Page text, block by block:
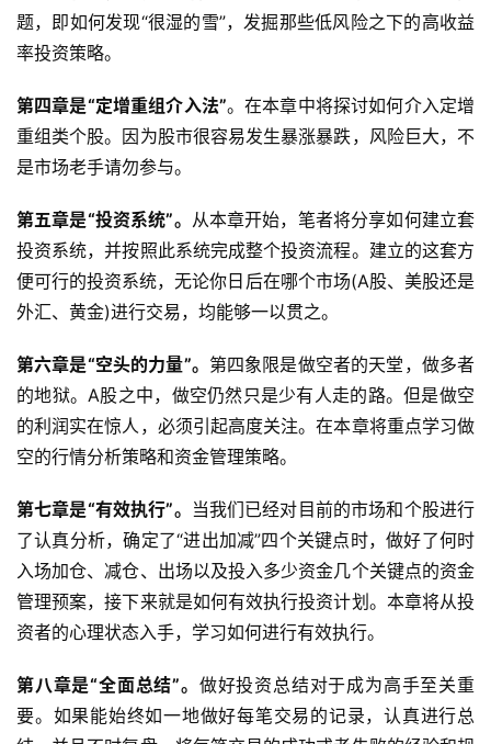
战
策
经
书
籍
题
精
选
财
经
导
航
题，即如何发现“很湿的雪”，发掘那些低风险之下的高收益
率投资策略。
第四章是“定增重组介入法”。在本章中将探讨如何介入定增
重组类个股。因为股市很容易发生暴涨暴跌，风险巨大，不
是市场老手请勿参与。
第五章是“投资系统”。 从本章开始，笔者将分享如何建立套
投资系统，并按照此系统完成整个投资流程。建立的这套方
便可行的投资系统，无论你日后在哪个市场(A股、美股还是
外汇、黄金)进行交易，均能够一以贯之。
第六章是“空头的力量”。 第四象限是做空者的天堂，做多者
的地狱。A股之中，做空仍然只是少有人走的路。但是做空
的利润实在惊人，必须引起高度关注。在本章将重点学习做
空的行情分析策略和资金管理策略。
第七章是“有效执行”。 当我们已经对目前的市场和个股进行
了认真分析，确定了“进出加减”四个关键点时，做好了何时
入场加仓、减仓、出场以及投入多少资金几个关键点的资金
管理预案，接下来就是如何有效执行投资计划。本章将从投
资者的心理状态入手，学习如何进行有效执行。
第八章是“全面总结”。 做好投资总结对于成为高手至关重
要。如果能始终如一地做好每笔交易的记录，认真进行总